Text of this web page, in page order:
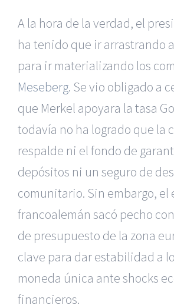
A la hora de la verdad, el
ha tenido que ir arrastrando
para ir materializando los
Meseberg. Se vio obligado a
que Merkel apoyara la tasa
todavía no ha logrado que la
respalde ni el fondo de
depósitos ni un seguro de
comunitario. Sin embargo, el
francoalemán sacó pecho
de presupuesto de la zona
clave para dar estabilidad a
moneda única ante shocks
financieros.